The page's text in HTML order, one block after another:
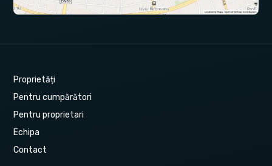
Proprietăți
Pentru cumpărători
Pentru proprietari
Echipa
Contact